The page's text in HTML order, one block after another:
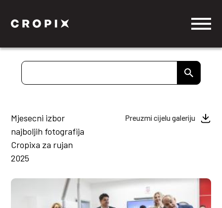
Mjesecni izbor
najboljih fotografija
Cropixa za rujan
2025
Preuzmi cijelu galeriju